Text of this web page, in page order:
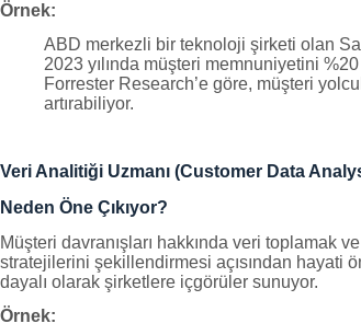
Örnek:
ABD merkezli bir teknoloji şirketi olan
2023 yılında müşteri memnuniyetini %20
Forrester Research’e göre, müşteri
artırabiliyor.
Veri Analitiği Uzmanı (Customer Data
Neden Öne Çıkıyor?
Müşteri davranışları hakkında veri toplamak
stratejilerini şekillendirmesi açısından hayati
dayalı olarak şirketlere içgörüler sunuyor.
Örnek: